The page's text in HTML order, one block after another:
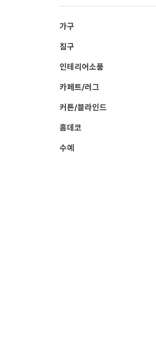
가구
침구
인테리어소품
카페트/러그
커튼/블라인드
홈데코
수예